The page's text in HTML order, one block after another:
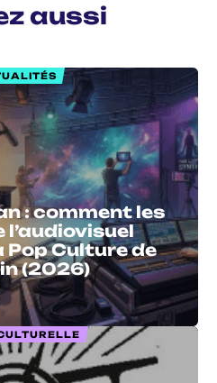
aussi
: comment les
l’audiovisuel
Culture de
(2026)